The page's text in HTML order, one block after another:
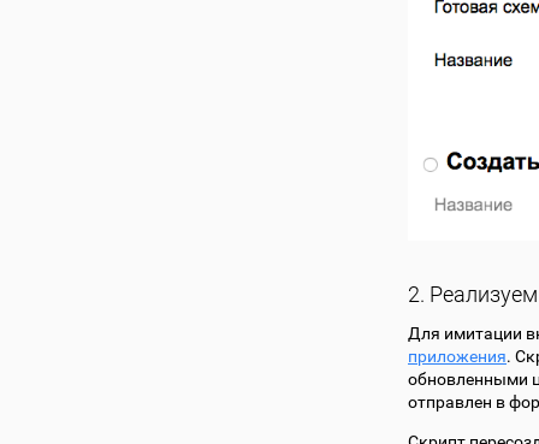
2.
Для имитации
приложения.
обновленными
отправлен в